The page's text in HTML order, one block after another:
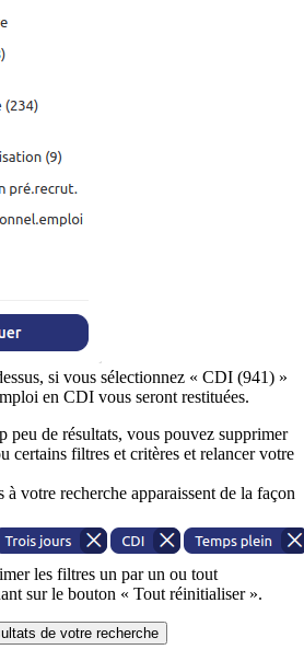
si vous sélectionnez « CDI (941) »
en CDI vous seront restituées.
peu de résultats, vous pouvez supprimer
certains filtres et critères et relancer votre
votre recherche apparaissent de la façon
les filtres un par un ou tout
sur le bouton « Tout réinitialiser ».
de votre recherche